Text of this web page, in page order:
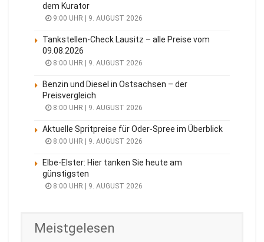
dem Kurator
9:00 UHR | 9. AUGUST 2026
Tankstellen-Check Lausitz – alle Preise vom
09.08.2026
8:00 UHR | 9. AUGUST 2026
Benzin und Diesel in Ostsachsen – der
Preisvergleich
8:00 UHR | 9. AUGUST 2026
Aktuelle Spritpreise für Oder-Spree im Überblick
8:00 UHR | 9. AUGUST 2026
Elbe-Elster: Hier tanken Sie heute am
günstigsten
8:00 UHR | 9. AUGUST 2026
Meistgelesen